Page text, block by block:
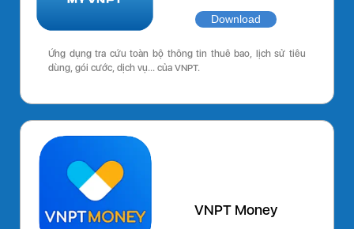
Download
Ứng dụng tra cứu toàn bộ thông tin thuê bao, lịch sử tiêu
dùng, gói cước, dịch vụ… của VNPT.
VNPT Money